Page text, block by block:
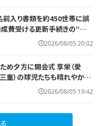
入り書類を約450世帯に誤
費受ける更新手続きの“見
本” 何らかの理由でマスキングできず… 愛知・蒲郡市
2026/08/05 20:02
め夕方に開会式 享栄（愛
三重）の球児たちも晴れやかな
2026/08/05 19:42